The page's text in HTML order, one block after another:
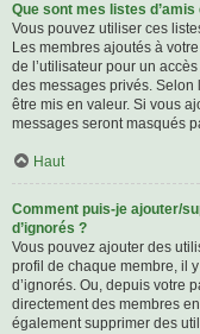
Que sont mes listes d’amis
Vous pouvez utiliser ces
Les membres ajoutés à
de l’utilisateur pour un
des messages privés.
être mis en valeur. Si vous
messages seront masqués
Haut
Comment puis-je ajouter/
d’ignorés ?
Vous pouvez ajouter des
profil de chaque membre, il
d’ignorés. Ou, depuis votre
directement des membres
également supprimer des